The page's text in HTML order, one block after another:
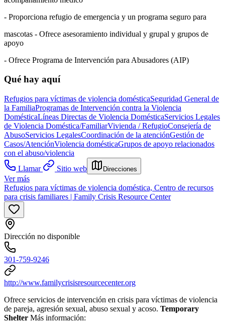
- Proporciona refugio de emergencia y un programa seguro para
mascotas - Ofrece asesoramiento individual y grupal y grupos de
apoyo
- Ofrece Programa de Intervención para Abusadores (AIP)
Qué hay aquí
Refugios para víctimas de violencia domésticaSeguridad General de
la FamiliaProgramas de Intervención contra la Violencia
DomésticaLíneas Directas de Violencia DomésticaServicios Legales
de Violencia Doméstica/FamiliarVivienda / RefugioConsejería de
AbusoServicios LegalesCoordinación de la atenciónGestión de
Casos/AtenciónViolencia domésticaGrupos de apoyo relacionados
con el abuso/violencia
Llamar
Sitio web Direcciones
Ver más
Refugios para víctimas de violencia doméstica, Centro de recursos
para crisis familiares | Family Crisis Resource Center
Dirección no disponible
301-759-9246
http://www.familycrisisresourcecenter.org
Ofrece servicios de intervención en crisis para víctimas de violencia
de pareja, agresión sexual, abuso sexual y acoso. Temporary
Shelter Más información: